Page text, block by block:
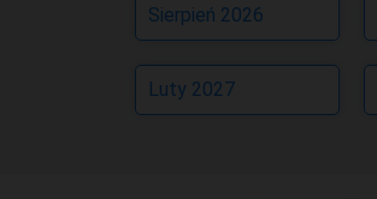
Sierpień 2026
Luty 2027